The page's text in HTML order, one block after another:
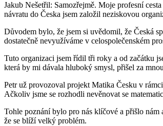
Jakub Nešetřil: Samozřejmě. Moje profesní
návratu do Česka jsem založil neziskovou
Důvodem bylo, že jsem si uvědomil, že Česká
dostatečně nevyužíváme v celospolečenském
Tuto organizaci jsem řídil tři roky a od začátku
která by mi dávala hluboký smysl, přišel za
Petr už provozoval projekt Matika Česku v
Ačkoliv jsme se rozhodli nevěnovat se
Tohle poznání bylo pro nás klíčové a přišlo
že se blíží velký problém.